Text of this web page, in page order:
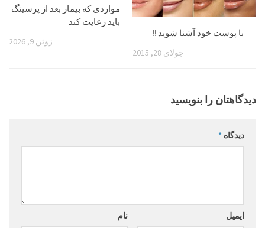
مواردی که بیمار بعد از پرسینگ
باید رعایت کند
ژوئن 9, 2026
با پوست خود آشنا شوید!!!
جولای 28, 2015
دیدگاهتان را بنویسید
دیدگاه *
نام ایمیل